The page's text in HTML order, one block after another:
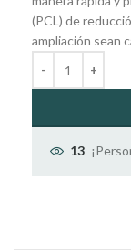
(PCL) de
ampliación sean
13